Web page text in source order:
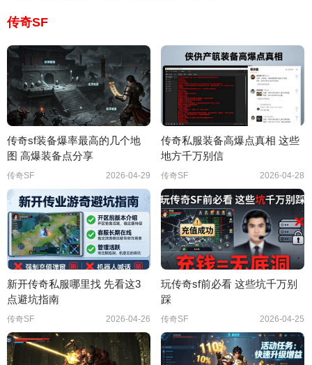
传奇SF
传奇sf装备爆率最高的几个地
图 高爆装备点分享
传奇SF 2026-04-29
传奇私服装备高爆点真相 这些
地方千万别信
传奇SF 2026-04-28
新开传奇私服哪里找 先看这3
点避坑指南
传奇SF 2026-04-26
玩传奇sf前必看 这些坑千万别
踩
传奇SF 2026-04-25